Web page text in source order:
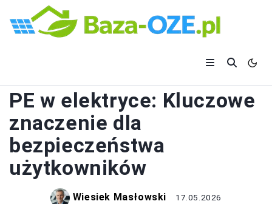
PE w elektryce: Kluczowe
znaczenie dla
bezpieczeństwa
użytkowników
Wiesiek Masłowski 17.05.2026